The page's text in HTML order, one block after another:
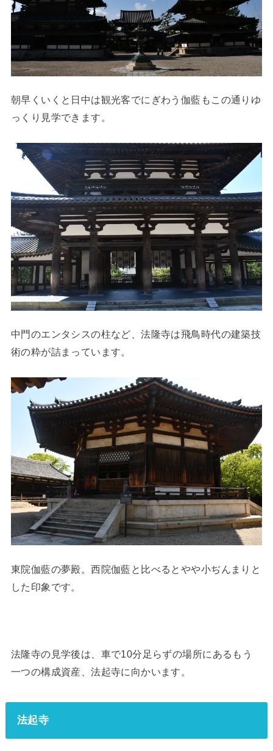
朝早くいくと日中は観光客でにぎわう伽藍もこの通りゆ
っくり見学できます。
中門のエンタシスの柱など、法隆寺は飛鳥時代の建築技
術の粋が詰まっています。
東院伽藍の夢殿。西院伽藍と比べるとやや小ぢんまりと
した印象です。
法隆寺の見学後は、車で10分足らずの場所にあるもう
一つの構成資産、法起寺に向かいます。
法起寺